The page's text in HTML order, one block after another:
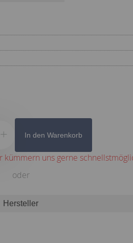
In den Warenkorb
uns gerne
oder
Hersteller